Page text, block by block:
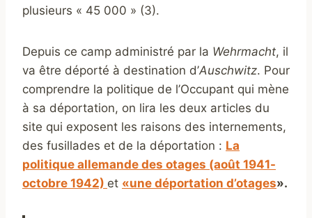
plusieurs « 45 000 » (3).
Depuis ce camp administré par la Wehrmacht, il
va être déporté à destination d’Auschwitz. Pour
comprendre la politique de l’Occupant qui mène
à sa déportation, on lira les deux articles du
site qui exposent les raisons des internements,
des fusillades et de la déportation : La
politique allemande des otages (août 1941-
octobre 1942) et «une déportation d’otages».